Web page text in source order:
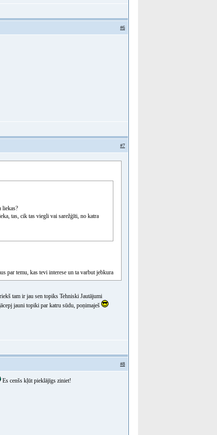
#6
#7
liekas?
tas, cik tas viegli vai sarežģīti, no katra
par temu, kas tevi interese un ta varbut jebkura
tam ir jau sen topiks Tehniski Jautājumi
jauni topiki par katru sūdu, poņimaješ
#8
Es cenšs kļūt pieklājīgs ziniet!